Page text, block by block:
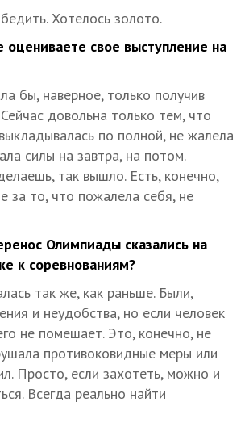
Хотелось золото.
оцениваете свое выступление на
бы, наверное, только получив
довольна только тем, что
по полной, не жалела
силы на завтра, на потом.
так вышло. Есть, конечно,
за то, что пожалела себя, не
Олимпиады сказались на
к соревнованиям?
так же, как раньше. Были,
и неудобства, но если человек
не помешает. Это, конечно, не
противоковидные меры или
Просто, если захотеть, можно и
Всегда реально найти